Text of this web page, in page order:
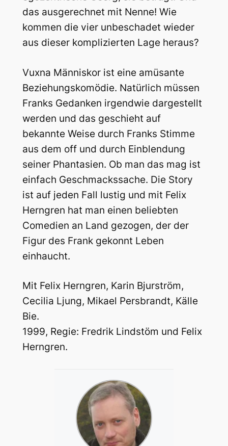
das ausgerechnet mit Nenne! Wie
kommen die vier unbeschadet wieder
aus dieser komplizierten Lage heraus?
Vuxna Människor ist eine amüsante
Beziehungskomödie. Natürlich müssen
Franks Gedanken irgendwie dargestellt
werden und das geschieht auf
bekannte Weise durch Franks Stimme
aus dem off und durch Einblendung
seiner Phantasien. Ob man das mag ist
einfach Geschmackssache. Die Story
ist auf jeden Fall lustig und mit Felix
Herngren hat man einen beliebten
Comedien an Land gezogen, der der
Figur des Frank gekonnt Leben
einhaucht.
Mit Felix Herngren, Karin Bjurström,
Cecilia Ljung, Mikael Persbrandt, Källe
Bie.
1999, Regie: Fredrik Lindstöm und Felix
Herngren.